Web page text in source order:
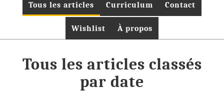
Tous les articles Curriculum Contact
Wishlist À propos
Tous les articles classés
par date